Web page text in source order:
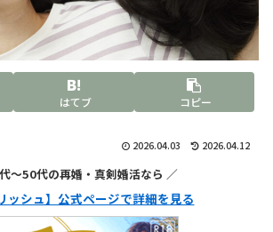
はてブ コピー
2026.04.03 2026.04.12
〜50代の再婚・真剣婚活なら ／
ッシュ】公式ページで詳細を見る